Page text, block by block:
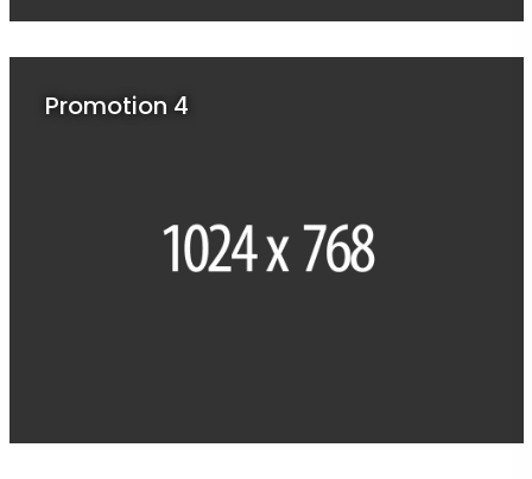
Promotion 4